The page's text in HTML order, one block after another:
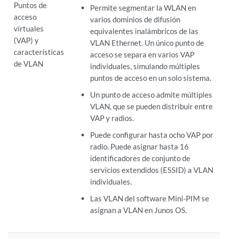
Puntos de
acceso
virtuales
(VAP) y
características
de VLAN
Permite segmentar la WLAN en
varios dominios de difusión
equivalentes inalámbricos de las
VLAN Ethernet. Un único punto de
acceso se separa en varios VAP
individuales, simulando múltiples
puntos de acceso en un solo sistema.
Un punto de acceso admite múltiples
VLAN, que se pueden distribuir entre
VAP y radios.
Puede configurar hasta ocho VAP por
radio. Puede asignar hasta 16
identificadores de conjunto de
servicios extendidos (ESSID) a VLAN
individuales.
Las VLAN del software Mini-PIM se
asignan a VLAN en Junos OS.